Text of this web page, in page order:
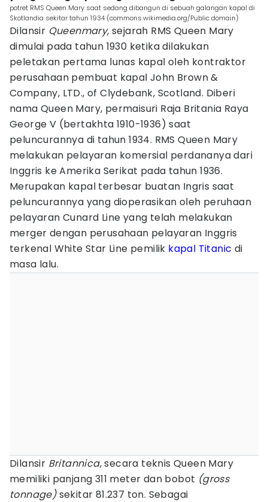
potret RMS Queen Mary saat sedang dibangun di sebuah galangan kapal di
Skotlandia sekitar tahun 1934 (commons.wikimedia.org/Public domain)
Dilansir Queenmary,sejarah RMS Queen Mary
dimulai pada tahun 1930 ketika dilakukan
peletakan pertama lunas kapal oleh kontraktor
perusahaan pembuat kapal John Brown &
Company, LTD., of Clydebank, Scotland. Diberi
nama Queen Mary, permaisuri Raja Britania Raya
George V (bertakhta 1910-1936) saat
peluncurannya di tahun 1934. RMS Queen Mary
melakukan pelayaran komersial perdananya dari
Inggris ke Amerika Serikat pada tahun 1936.
Merupakan kapal terbesar buatan Ingris saat
peluncurannya yang dioperasikan oleh peruhaan
pelayaran Cunard Line yang telah melakukan
merger dengan perusahaan pelayaran Inggris
terkenal White Star Line pemilik kapal Titanic di
masa lalu.
Dilansir Britannica, secara teknis Queen Mary
memiliki panjang 311 meter dan bobot (gross
tonnage)sekitar 81.237 ton. Sebagai